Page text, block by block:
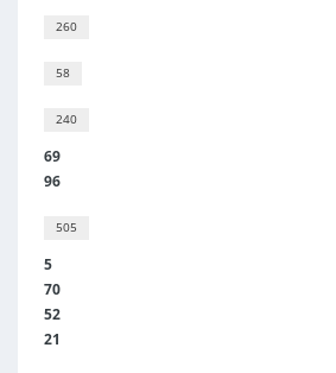
260
58
240
69
96
505
5
70
52
21